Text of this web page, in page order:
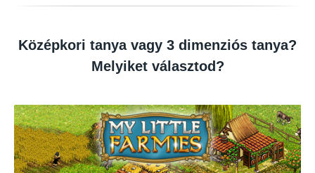
Középkori tanya vagy 3 dimenziós tanya?
Melyiket választod?